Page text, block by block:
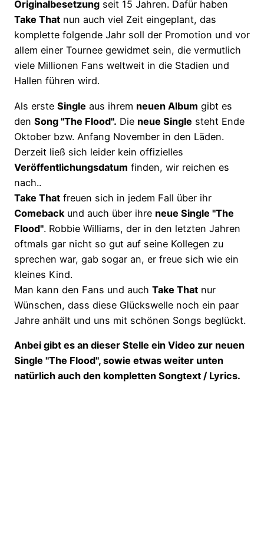
Originalbesetzung seit 15 Jahren. Dafür haben
Take That nun auch viel Zeit eingeplant, das
komplette folgende Jahr soll der Promotion und vor
allem einer Tournee gewidmet sein, die vermutlich
viele Millionen Fans weltweit in die Stadien und
Hallen führen wird.
Als erste Single aus ihrem neuen Album gibt es
den Song "The Flood". Die neue Single steht Ende
Oktober bzw. Anfang November in den Läden.
Derzeit ließ sich leider kein offizielles
Veröffentlichungsdatum finden, wir reichen es
nach..
Take That freuen sich in jedem Fall über ihr
Comeback und auch über ihre neue Single "The
Flood". Robbie Williams, der in den letzten Jahren
oftmals gar nicht so gut auf seine Kollegen zu
sprechen war, gab sogar an, er freue sich wie ein
kleines Kind.
Man kann den Fans und auch Take That nur
Wünschen, dass diese Glückswelle noch ein paar
Jahre anhält und uns mit schönen Songs beglückt.
Anbei gibt es an dieser Stelle ein Video zur neuen
Single "The Flood", sowie etwas weiter unten
natürlich auch den kompletten Songtext / Lyrics.